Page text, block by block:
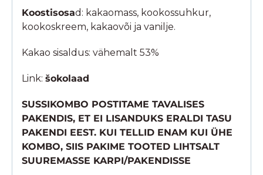
Koostisosad: kakaomass, kookossuhkur,
kookoskreem, kakaovõi ja vanilje.
Kakao sisaldus: vähemalt 53%
Link:šokolaad
SUSSIKOMBO POSTITAME TAVALISES
PAKENDIS, ET EI LISANDUKS ERALDI TASU
PAKENDI EEST. KUI TELLID ENAM KUI ÜHE
KOMBO, SIIS PAKIME TOOTED LIHTSALT
SUUREMASSE KARPI/PAKENDISSE